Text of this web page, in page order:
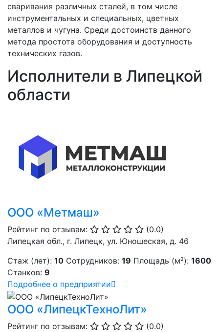
сваривания различных сталей, в том числе
инструментальных и специальных, цветных
металлов и чугуна. Среди достоинств данного
метода простота оборудования и доступность
технических газов.
Исполнители в Липецкой
области
ООО «Метмаш»
Рейтинг по отзывам:
(0.0)
Липецкая обл., г. Липецк, ул. Юношеская, д. 46
Стаж (лет): 10 Сотрудников: 19 Площадь (м²): 1600
Станков: 9
Подробнее о предприятии
ООО «ЛипецкТехноЛит»
Рейтинг по отзывам:
(0.0)